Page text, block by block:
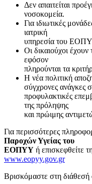
Δεν απαιτείται
νοσοκομεία.
Για ιδιωτικές
ιατρική
υπηρεσία του
Οι δικαιούχοι
εφόσον
πληρούνται τα
Η νέα πολιτική
σύγχρονες ανάγκες
προφυλακτικές
της πρόληψης
και πρώιμης
Για περισσότερες
Παροχών Υγείας του
ΕΟΠΥΥ ή επισκεφθείτε
www.eopyy.gov.gr
Βρισκόμαστε στη διάθεσή